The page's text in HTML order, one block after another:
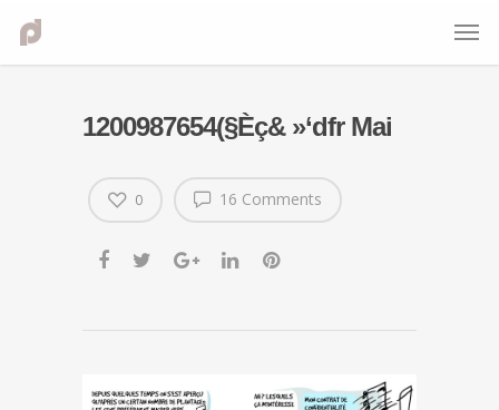
1200987654(§Èç& »‘dfr Mai
16 Comments
0